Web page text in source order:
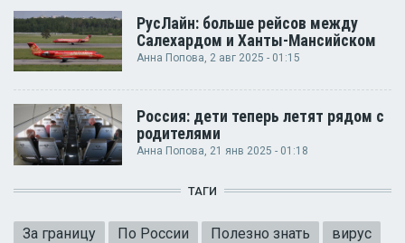
РусЛайн: больше рейсов между
Салехардом и Ханты-Мансийском
Анна Попова , 2 авг 2025 - 01:15
Россия: дети теперь летят рядом с
родителями
Анна Попова, 21 янв 2025 - 01:18
ТАГИ
За границу По России Полезно знать
вирус